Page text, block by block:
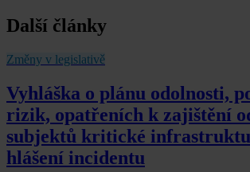
Další články
Změny v legislativě
Vyhláška o plánu odolnosti,
rizik, opatřeních k zajištění
subjektů kritické
hlášení incidentu